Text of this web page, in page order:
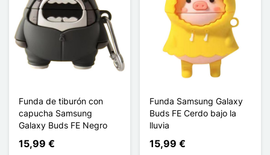
Funda de tiburón con
capucha Samsung
Galaxy Buds FE Negro
15,99 €
Funda Samsung Galaxy
Buds FE Cerdo bajo la
lluvia
15,99 €